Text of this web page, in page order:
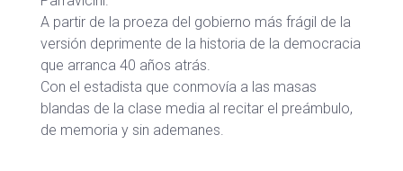
A partir de la proeza del gobierno más frágil de la
versión deprimente de la historia de la democracia
que arranca 40 años atrás.
Con el estadista que conmovía a las masas
blandas de la clase media al recitar el preámbulo,
de memoria y sin ademanes.